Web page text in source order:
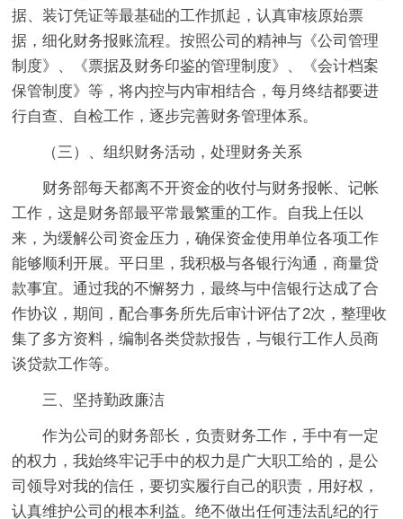
据、装订凭证等最基础的工作抓起，认真审核原始票
据，细化财务报账流程。按照公司的精神与《公司管理
制度》、《票据及财务印鉴的管理制度》、《会计档案
保管制度》等，将内控与内审相结合，每月终结都要进
行自查、自检工作，逐步完善财务管理体系。
（三）、组织财务活动，处理财务关系
财务部每天都离不开资金的收付与财务报帐、记帐
工作，这是财务部最平常最繁重的工作。自我上任以
来，为缓解公司资金压力，确保资金使用单位各项工作
能够顺利开展。平日里，我积极与各银行沟通，商量贷
款事宜。通过我的不懈努力，最终与中信银行达成了合
作协议，期间，配合事务所先后审计评估了2次，整理收
集了多方资料，编制各类贷款报告，与银行工作人员商
谈贷款工作等。
三、坚持勤政廉洁
作为公司的财务部长，负责财务工作，手中有一定
的权力，我始终牢记手中的权力是广大职工给的，是公
司领导对我的信任，要切实履行自己的职责，用好权，
认真维护公司的根本利益。绝不做出任何违法乱纪的行